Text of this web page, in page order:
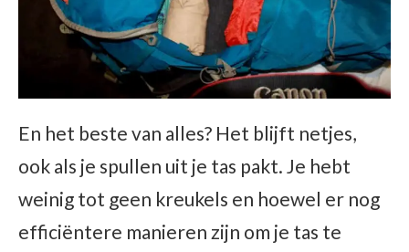
En het beste van alles? Het blijft netjes,
ook als je spullen uit je tas pakt. Je hebt
weinig tot geen kreukels en hoewel er nog
efficiëntere manieren zijn om je tas te